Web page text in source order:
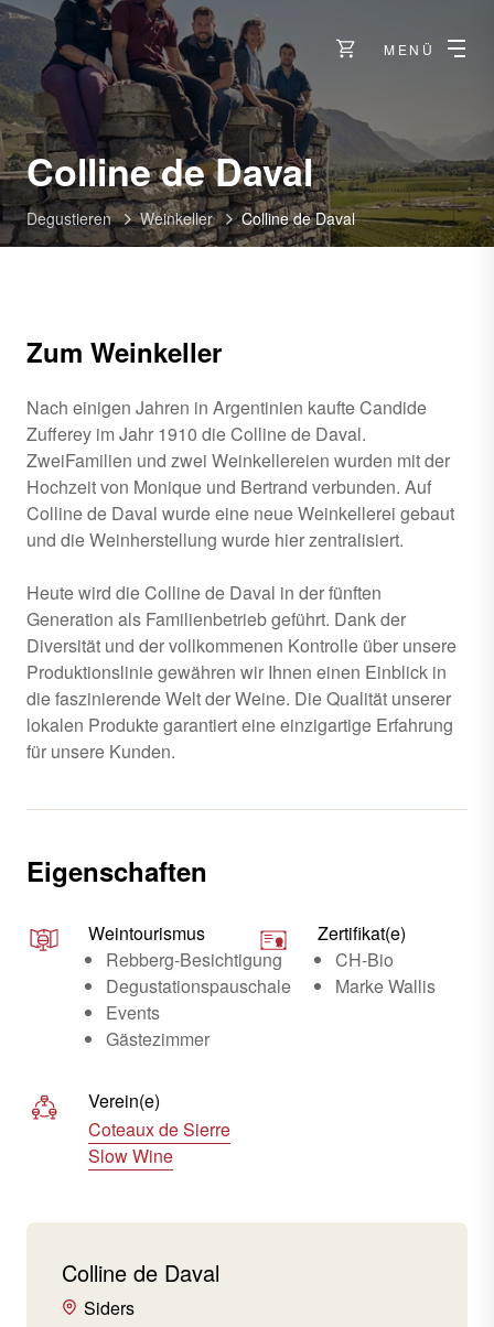
MENÜ
Colline de Daval-
Siders
Degustieren Weinkeller Colline de Daval
Zum Weinkeller
Nach einigen Jahren in Argentinien kaufte Candide
Zufferey im Jahr 1910 die Colline de Daval.
ZweiFamilien und zwei Weinkellereien wurden mit der
Hochzeit von Monique und Bertrand verbunden. Auf
Colline de Daval wurde eine neue Weinkellerei gebaut
und die Weinherstellung wurde hier zentralisiert.
Heute wird die Colline de Daval in der fünften
Generation als Familienbetrieb geführt. Dank der
Diversität und der vollkommenen Kontrolle über unsere
Produktionslinie gewähren wir Ihnen einen Einblick in
die faszinierende Welt der Weine. Die Qualität unserer
lokalen Produkte garantiert eine einzigartige Erfahrung
für unsere Kunden.
Eigenschaften
Weintourismus
Rebberg-Besichtigung
Degustationspauschale
Events
Gästezimmer
Zertifikat(e)
CH-Bio
Marke Wallis
Verein(e)
Coteaux de Sierre
Slow Wine
Colline de Daval
Siders